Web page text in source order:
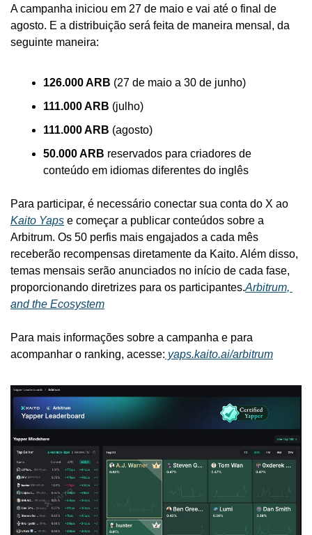
A campanha iniciou em 27 de maio e vai até o final de
agosto. E a distribuição será feita de maneira mensal, da
seguinte maneira:
126.000 ARB (27 de maio a 30 de junho)
111.000 ARB (julho)
111.000 ARB (agosto)
50.000 ARB reservados para criadores de
conteúdo em idiomas diferentes do inglês
Kaito Yaps e começar a publicar conteúdos sobre a
Arbitrum. Os 50 perfis mais engajados a cada mês
receberão recompensas diretamente da Kaito. Além disso,
temas mensais serão anunciados no início de cada fase,
proporcionando diretrizes para os participantes.Arbitrum,
and the Ecosystem
Para mais informações sobre a campanha e para
acompanhar o ranking, acesse: yaps.kaito.ai/arbitrum